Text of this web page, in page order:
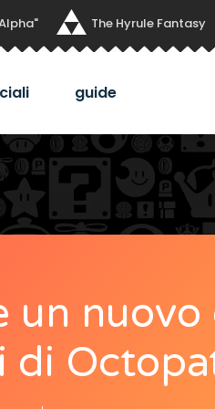
The Hyrule Fantasy
guide
un